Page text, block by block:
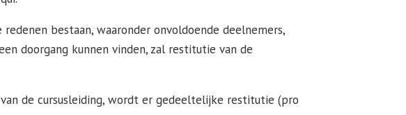
bestaan, waaronder onvoldoende deelnemers,
doorgang kunnen vinden, zal restitutie van de
de cursusleiding, wordt er gedeeltelijke restitutie (pro